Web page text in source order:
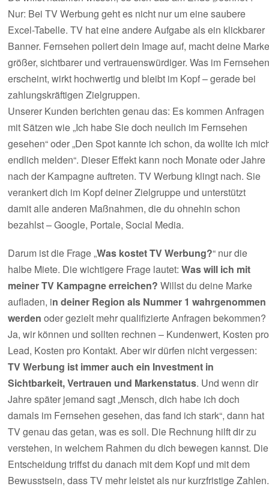
Nur: Bei TV Werbung geht es nicht nur um eine saubere
Excel-Tabelle. TV hat eine andere Aufgabe als ein klickbarer
Banner. Fernsehen poliert dein Image auf, macht deine Marke
größer, sichtbarer und vertrauenswürdiger. Was im Fernsehen
erscheint, wirkt hochwertig und bleibt im Kopf – gerade bei
zahlungskräftigen Zielgruppen.
Unserer Kunden berichten genau das: Es kommen Anfragen
mit Sätzen wie „Ich habe Sie doch neulich im Fernsehen
gesehen“ oder „Den Spot kannte ich schon, da wollte ich
endlich melden“. Dieser Effekt kann noch Monate oder Jahre
nach der Kampagne auftreten. TV Werbung klingt nach. Sie
verankert dich im Kopf deiner Zielgruppe und unterstützt
damit alle anderen Maßnahmen, die du ohnehin schon
bezahlst – Google, Portale, Social Media.
Darum ist die Frage „Was kostet TV Werbung?“ nur die
halbe Miete. Die wichtigere Frage lautet: Was will ich mit
meiner TV Kampagne erreichen? Willst du deine Marke
aufladen, in deiner Region als Nummer 1 wahrgenommen
werden oder gezielt mehr qualifizierte Anfragen bekommen?
Ja, wir können und sollten rechnen – Kundenwert, Kosten pro
Lead, Kosten pro Kontakt. Aber wir dürfen nicht vergessen:
TV Werbung ist immer auch ein Investment in
Sichtbarkeit, Vertrauen und Markenstatus. Und wenn dir
Jahre später jemand sagt „Mensch, dich habe ich doch
damals im Fernsehen gesehen, das fand ich stark“, dann hat
TV genau das getan, was es soll. Die Rechnung hilft dir zu
verstehen, in welchem Rahmen du dich bewegen kannst. Die
Entscheidung triffst du danach mit dem Kopf und mit dem
Bewusstsein, dass TV mehr leistet als nur kurzfristige Zahlen.